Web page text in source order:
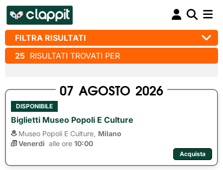
FILTRA RISULTATI
25 RISULTATI TROVATI PER
07 AGOSTO 2026
DISPONIBILE
Biglietti Museo Popoli E Culture
Museo Popoli E Culture, Milano
Venerdì alle ore 10:00
Acquista